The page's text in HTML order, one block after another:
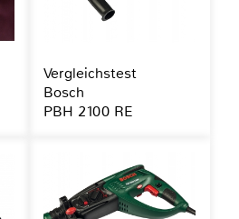
Vergleichstest
Bosch
PBH 2100 RE